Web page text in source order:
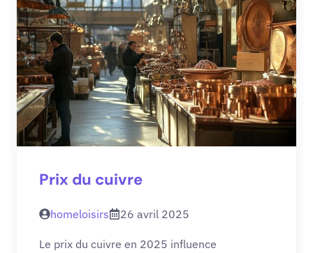
Prix du cuivre
homeloisirs 26 avril 2025
Le prix du cuivre en 2025 influence